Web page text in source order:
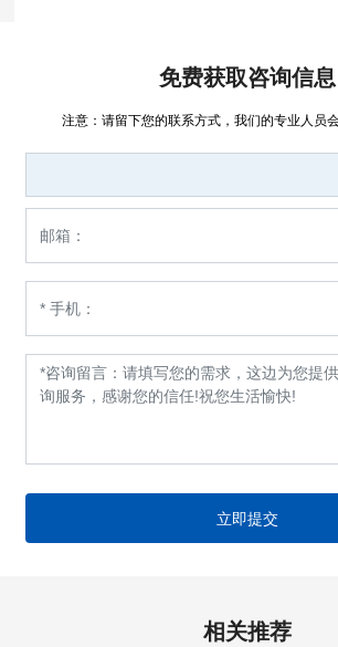
免费获取咨询信息
注意：请留下您的联系方式，我们的专业人员
立即提交
相关推荐